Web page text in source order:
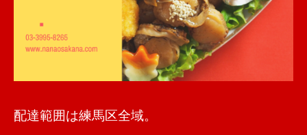
配達範囲は練馬区全域。